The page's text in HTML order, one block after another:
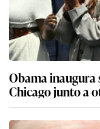
Obama inaugura
Chicago junto a